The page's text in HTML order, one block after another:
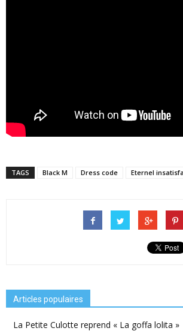
TAGS Black M Dress code Eternel
Articles populaires
La Petite Culotte reprend « La goffa lolita »